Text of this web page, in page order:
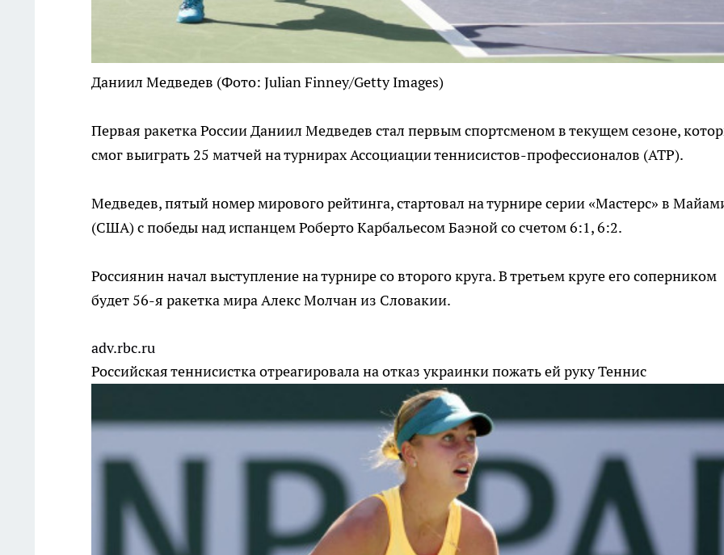
Даниил Медведев (Фото: Julian Finney/Getty Images)
Первая ракетка России Даниил Медведев стал первым спортсменом в текущем сезоне,
смог выиграть 25 матчей на турнирах Ассоциации теннисистов-профессионалов (ATP).
Медведев, пятый номер мирового рейтинга, стартовал на турнире серии «Мастерс» в
(США) с победы над испанцем Роберто Карбальесом Баэной со счетом 6:1, 6:2.
Россиянин начал выступление на турнире со второго круга. В третьем круге его соперником
будет 56-я ракетка мира Алекс Молчан из Словакии.
adv.rbc.ru
Российская теннисистка отреагировала на отказ украинки пожать ей рукуТеннис